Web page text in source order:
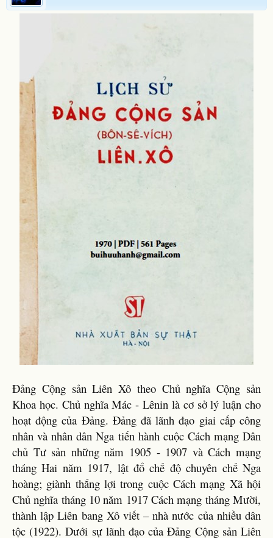
Đảng Cộng sản Liên Xô theo Chủ nghĩa Cộng sản
Khoa học. Chủ nghĩa Mác - Lênin là cơ sở lý luận cho
hoạt động của Đảng. Đảng đã lãnh đạo giai cấp công
nhân và nhân dân Nga tiến hành cuộc Cách mạng Dân
chủ Tư sản những năm 1905 - 1907 và Cách mạng
tháng Hai năm 1917, lật đổ chế độ chuyên chế Nga
hoàng; giành thắng lợi trong cuộc Cách mạng Xã hội
Chủ nghĩa tháng 10 năm 1917 Cách mạng tháng Mười,
thành lập Liên bang Xô viết – nhà nước của nhiều dân
tộc (1922). Dưới sự lãnh đạo của Đảng Cộng sản Liên